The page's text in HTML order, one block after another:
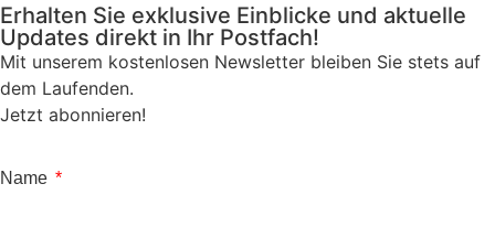
Erhalten Sie exklusive Einblicke und aktuelle
Updates direkt in Ihr Postfach!
Mit unserem kostenlosen Newsletter bleiben Sie stets auf
dem Laufenden.
Jetzt abonnieren!
Name